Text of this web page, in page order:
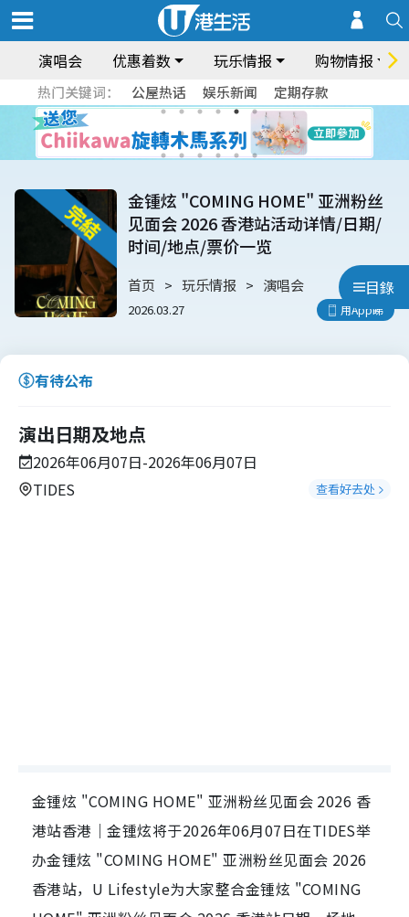
演唱会 优惠着数 玩乐情报 购物情报
热门关键词： 公屋热话 娱乐新闻 定期存款
目錄
金锺炫 "COMING HOME" 亚洲粉丝
见面会 2026 香港站活动详情/日期/
时间/地点/票价一览
首页 玩乐情报 演唱会
2026.03.27 用App睇
有待公布
演出日期及地点
2026年06月07日-2026年06月07日
TIDES
查看好去处
金锺炫 "COMING HOME" 亚洲粉丝见面会 2026 香
港站香港｜金锺炫将于2026年06月07日在TIDES举
办金锺炫 "COMING HOME" 亚洲粉丝见面会 2026
香港站，U Lifestyle为大家整合金锺炫 "COMING